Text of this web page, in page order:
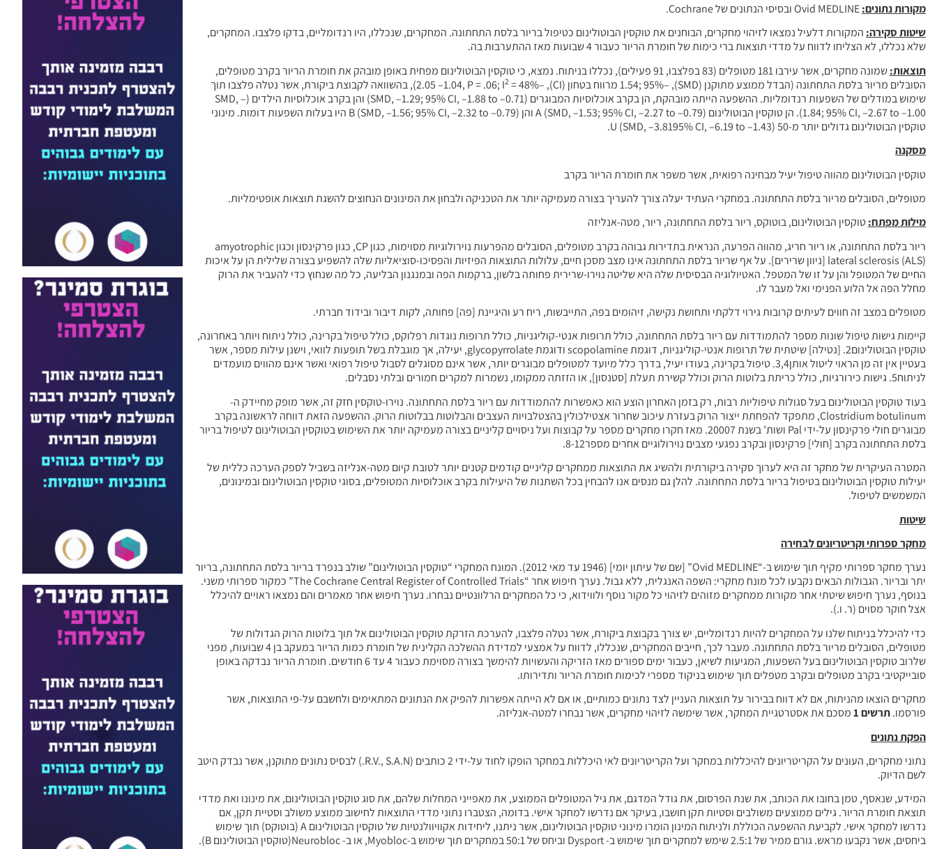
מקורות נתונים:
שיטות סקירה: המקורות דלעיל נמצאו לזיהוי מחקרים, הבוחנים את טוקסין הבוטולינום כטיפול בריור בלסת התחתונה. המחקרים, שנכללו, היו רנדומליים, בדקו פלצבו. המחקרים,
שלא נכללו, לא הצליחו לדווח על מדדי תוצאות ברי כימות של חומרת הריור כעבור 4 שבועות מאז ההתערבות בה.
תוצאות:
שמונה מחקרים, אשר עירבו 181 מטופלים (83 בפלצבו, 91 פעילים), נכללו בניתוח. נמצא, כי טוקסין הבוטולינום מפחית באופן מובהק את חומרת הריור בקרב מטופלים,
הסובלים מריור בלסת התחתונה (הבדל ממוצע מתוקנן (SMD), –1.54; 95% מרווח בטחון (CI), –2.05 –1.04, P = .06; I
2
= 48%), בהשוואה לקבוצת ביקורת, אשר נטלה פלצבו תוך
שימוש במודלים של השפעות רנדומליות. ההשפעה הייתה מובהקת, הן בקרב אוכלוסיות המבוגרים (SMD, –1.29; 95% CI, –1.88 to –0.71) והן בקרב אוכלוסיות הילדים (SMD, –
1.84; 95% CI, –2.67 to –1.00). הן טוקסין הבוטולינום A (SMD, –1.53; 95% CI, –2.27 to –0.79) והן B (SMD, –1.56; 95% CI, –2.32 to –0.79) היו בעלות השפעות דומות. מינוני
טוקסין הבוטולינום גדולים יותר מ-50 U (SMD, –3.8195% CI, –6.19 to –1.43).
מסקנה
טוקסין הבוטולינום מהווה טיפול יעיל מבחינה רפואית, אשר משפר את חומרת הריור בקרב
מטופלים, הסובלים מריור בלסת התחתונה. במחקרי העתיד יעלה צורך להעריך בצורה מעמיקה יותר את הטכניקה ולבחון את המינונים הנחוצים להשגת תוצאות אופטימליות.
מילות מפתח:טוקסין הבוטולינום, בוטוקס, ריור בלסת התחתונה, ריור, מטה-אנליזה
ריור בלסת התחתונה, או ריור חריג, מהווה הפרעה, הנראית בתדירות גבוהה בקרב מטופלים, הסובלים מהפרעות נוירולוגיות מסוימות, כגון CP, כגון פרקינסון וכגון amyotrophic
lateral sclerosis (ALS) [ניוון שרירים]. על אף שריור בלסת התחתונה אינו מצב מסכן חיים, עלולות התוצאות הפיזיות והפסיכו-סוציאליות שלה להשפיע בצורה שלילית הן על איכות
החיים של המטופל והן על זו של המטפל. האטיולוגיה הבסיסית שלה היא שליטה נוירו-שרירית פחותה בלשון, ברקמות הפה ובמנגנון הבליעה, כל מה שנחוץ כדי להעביר את הרוק
מחלל הפה אל הלוע הפנימי ואל מעבר לו.
מטופלים במצב זה חווים לעיתים קרובות גירוי דלקתי ותחושת נקישה, זיהומים בפה, התייבשות, ריח רע והיגיינת [פה] פחותה, לקות דיבור ובידוד חברתי.
קיימות גישות טיפול שונות מספר להתמודדות עם ריור בלסת התחתונה, כולל תרופות אנטי-קוליגניות, כולל תרופות נוגדות רפלוקס, כולל טיפול בקרינה, כולל ניתוח ויותר באחרונה,
טוקסין הבוטולינום2. [נטילה] שיטתית של תרופות אנטי-קוליגניות, דוגמת scopolamine ודוגמת glycopyrrolate, יעילה, אך מוגבלת בשל תופעות לוואי, וישנן עילות מספר, אשר
בעטיין אין זה מן הראוי ליטול אותן3,4. טיפול בקרינה, בעודו יעיל, בדרך כלל מיועד למטופלים מבוגרים יותר, אשר אינם מסוגלים לסבול טיפול רפואי ואשר אינם מהווים מועמדים
לניתוח5. גישות כירורגיות, כולל כריתת בלוטות הרוק וכולל קשירת תעלת [סטנסון], או הזזתה ממקומו, נשמרות למקרים חמורים ובלתי נסבלים.
בעוד טוקסין הבוטולינום בעל סגולות טיפוליות רבות, רק בזמן האחרון הוצע הוא כאפשרות להתמודדות עם ריור בלסת התחתונה. נוירו-טוקסין חזק זה, אשר מופק מחיידק ה-
Clostridium botulinum, מתפקד להפחתת ייצור הרוק בעזרת עיכוב שחרור אצטילכולין בהצטלבויות העצבים והבלוטות בבלוטות הרוק. ההשפעה הזאת דווחה לראשונה בקרב
מבוגרים חולי פרקינסון על-ידי Pal ושות’ בשנת 20007. מאז חקרו מחקרים מספר על קבוצות ועל ניסויים קליניים בצורה מעמיקה יותר את השימוש בטוקסין הבוטולינום לטיפול בריור
בלסת התחתונה בקרב [חולי] פרקינסון ובקרב נפגעי מצבים נוירולוגיים אחרים מספר8-12.
המטרה העיקרית של מחקר זה היא לערוך סקירה ביקורתית ולהשיג את התוצאות ממחקרים קליניים קודמים קטנים יותר לטובת קיום מטה-אנליזה בשביל לספק הערכה כללית של
יעילות טוקסין הבוטולינום בטיפול בריור בלסת התחתונה. להלן גם מנסים אנו להבחין בכל השתנות של היעילות בקרב אוכלוסיות המטופלים, בסוגי טוקסין הבוטולינום ובמינונים,
המשמשים לטיפול.
שיטות
מחקר ספרותי וקריטריונים לבחירה
נערך מחקר ספרותי מקיף תוך שימוש ב-“Ovid MEDLINE” [שם של עיתון יומי] (1946 עד מאי 2012). המונח המחקרי “טוקסין הבוטולינום” שולב בנפרד בריור בלסת התחתונה, בריור
יתר ובריור. הגבולות הבאים נקבעו לכל מונח מחקרי: השפה האנגלית, ללא גבול. נערך חיפוש אחר “The Cochrane Central Register of Controlled Trials” כמקור ספרותי משני.
בנוסף, נערך חיפוש שיטתי אחר מקורות ממחקרים מזוהים לזיהוי כל מקור נוסף ולווידוא, כי כל המחקרים הרלוונטיים נבחרו. נערך חיפוש אחר מאמרים והם נמצאו ראויים להיכלל
אצל חוקר מסוים (ר. ו.).
כדי להיכלל בניתוח שלנו על המחקרים להיות רנדומליים, יש צורך בקבוצת ביקורת, אשר נטלה פלצבו, להערכת הזרקת טוקסין הבוטולינום אל תוך בלוטות הרוק הגדולות של
מטופלים, הסובלים מריור בלסת התחתונה. מעבר לכך, חייבים המחקרים, שנכללו, לדווח על אמצעי למדידת ההשלכה הקלינית של חומרת כמות הריור במעקב בן 4 שבועות, מפני
שלרוב טוקסין הבוטולינום בעל השפעות, המגיעות לשיאן, כעבור ימים ספורים מאז הזריקה והעשויות להימשך בצורה מסוימת כעבור 4 עד 6 חודשים. חומרת הריור נבדקה באופן
סובייקטיבי בקרב מטופלים ובקרב מטפלים תוך שימוש בניקוד מספרי לכימות חומרת הריור ותדירותו.
מחקרים הוצאו מהניתוח, אם לא דווח בבירור על תוצאות העניין לצד נתונים כמותיים, או אם לא הייתה אפשרות להפיק את הנתונים המתאימים ולחשבם על-פי התוצאות, אשר
פורסמו.תרשים 1
מסכם את אסטרטגיית המחקר, אשר שימשה לזיהוי מחקרים, אשר נבחרו למטה-אנליזה.
הפקת נתונים
נתוני מחקרים, העונים על הקריטריונים להיכללות במחקר ועל הקריטריונים לאי היכללות במחקר הופקו לחוד על-ידי 2 כותבים (R.V., S.A.N.) לבסיס נתונים מתוקנן, אשר נבדק היטב
לשם הדיוק.
המידע, שנאסף, טמן בחובו את הכותב, את שנת הפרסום, את גודל המדגם, את גיל המטופלים הממוצע, את מאפייני המחלות שלהם, את סוג טוקסין הבוטולינום, את מינונו ואת מדדי
תוצאת חומרת הריור. גילים ממוצעים משולבים וסטיות תקן חושבו, בעיקר אם נדרשו למחקר אישי. בדומה, הצטברו נתוני מדדי התוצאות לחישוב ממוצע משולב וסטיית תקן, אם
נדרשו למחקר אישי. לקביעת ההשפעה הכוללת ולניתוח המינון הומרו מינוני טוקסין הבוטולינום, אשר ניתנו, ליחידות אקוויוולנטיות של טוקסין הבוטולינום A (בוטוקס) תוך שימוש
ביחסים, אשר נקבעו מראש. גורם ממיר של 2.5:1 שימש למחקרים תוך שימוש ב- Dysport וביחס של 50:1 במחקרים תוך שימוש ב-Myobloc, או ב- Neurobloc(טוקסין הבוטולינום B).